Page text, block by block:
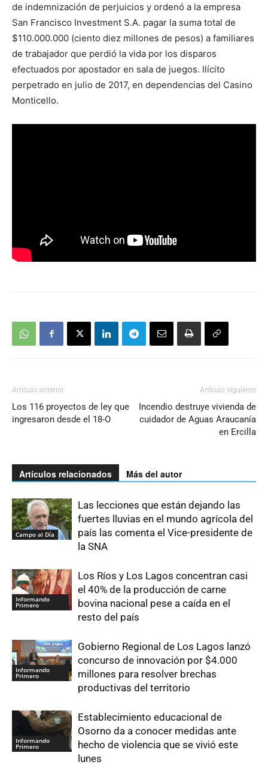
de indemnización de perjuicios y ordenó a la empresa
San Francisco Investment S.A. pagar la suma total de
$110.000.000 (ciento diez millones de pesos) a familiares
de trabajador que perdió la vida por los disparos
efectuados por apostador en sala de juegos. Ilícito
perpetrado en julio de 2017, en dependencias del Casino
Monticello.
Artículo anterior
Los 116 proyectos de ley que
ingresaron desde el 18-O
Artículo siguiente
Incendio destruye vivienda de
cuidador de Aguas Araucanía
en Ercilla
Artículos relacionados Más del autor
Campo al Día
Las lecciones que están dejando las
fuertes lluvias en el mundo agrícola del
país las comenta el Vice-presidente de
la SNA
Informando
Primero
Los Ríos y Los Lagos concentran casi
el 40% de la producción de carne
bovina nacional pese a caída en el
resto del país
Informando
Primero
Gobierno Regional de Los Lagos lanzó
concurso de innovación por $4.000
millones para resolver brechas
productivas del territorio
Informando
Primero
Establecimiento educacional de
Osorno da a conocer medidas ante
hecho de violencia que se vivió este
lunes